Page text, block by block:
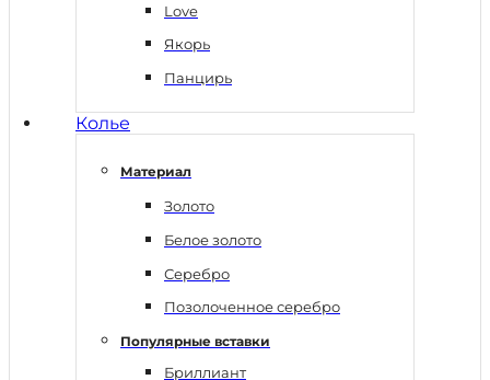
Love
Якорь
Панцирь
Колье
Материал
Золото
Белое золото
Серебро
Позолоченное серебро
Популярные вставки
Бриллиант